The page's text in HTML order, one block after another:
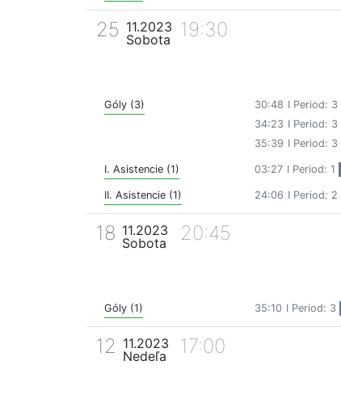
25 11.2023
Sobota
19:30
Góly (3) 30:48 I Period: 3
34:23 I Period: 3
35:39 I Period: 3
I. Asistencie (1) 03:27 I Period: 1
II. Asistencie (1) 24:06 I Period: 2
18 11.2023
Sobota
20:45
Góly (1) 35:10 I Period: 3
12 11.2023
Nedeľa
17:00